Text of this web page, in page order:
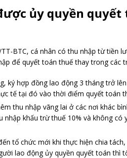
ủy quyền quyết
BTC, cá nhân có thu nhập từ tiền
để quyết toán thuế thay trong các
ký hợp đồng lao động 3 tháng trở
tế tại đó vào thời điểm quyết toán
thu nhập vãng lai ở các nơi khác
khấu trừ thuế 10% và không có
tổ chức mới khi thực hiện chia
lao động ủy quyền quyết toán thì